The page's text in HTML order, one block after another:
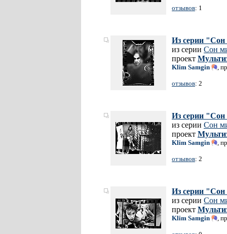
отзывов: 1
Из серии
из серии Сон
проект
Klim Samgin ,
отзывов: 2
Из серии
из серии Сон
проект
Klim Samgin ,
отзывов: 2
Из серии
из серии Сон
проект
Klim Samgin ,